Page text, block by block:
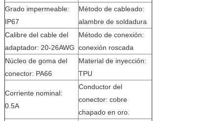
Grado impermeable:
IP67
Método de cableado:
alambre de soldadura
Calibre del cable del
adaptador: 20-26AWG
Método de conexión:
conexión roscada
Núcleo de goma del
conector: PA66
Material de inyección:
TPU
Corriente nominal:
0.5A
Conductor del
conector: cobre
chapado en oro.